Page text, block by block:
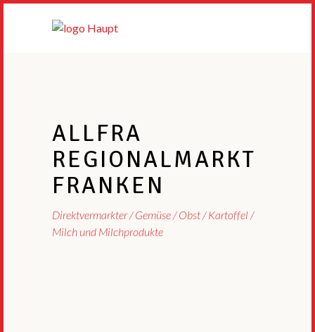
ALLFRA
REGIONALMARKT
FRANKEN
Direktvermarkter
Gemüse / Obst / Kartoffel
Milch und Milchprodukte